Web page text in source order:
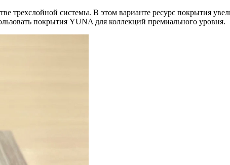
системы. В этом варианте ресурс покрытия
покрытия YUNA для коллекций премиального уровня.